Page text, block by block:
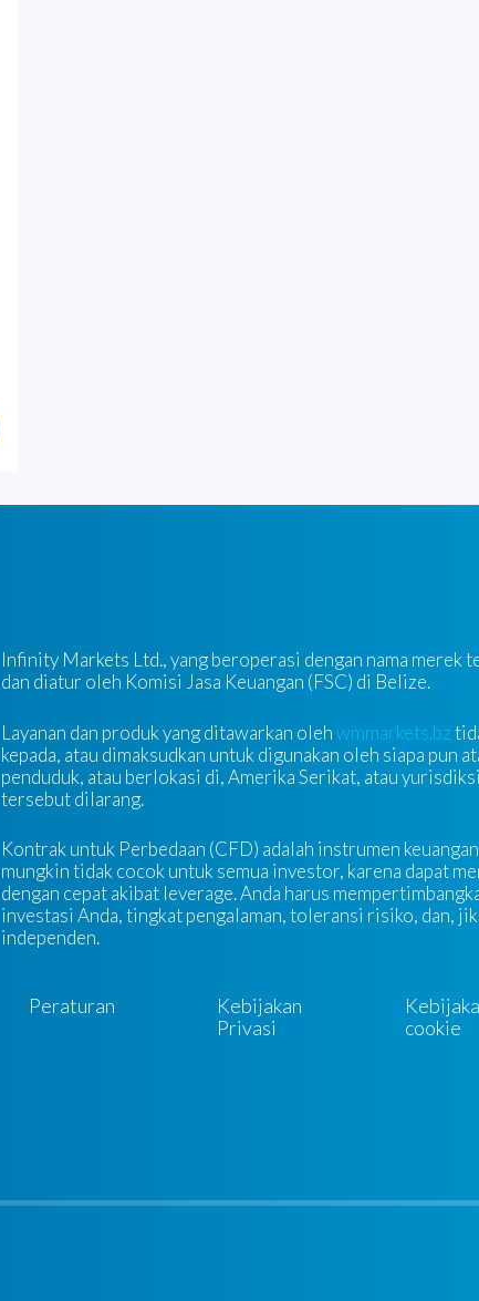
Infinity Markets Ltd., yang beroperasi dengan nama
dan diatur oleh Komisi Jasa Keuangan (FSC) di Belize.
Layanan dan produk yang ditawarkan olehwmmarkets.bz
kepada, atau dimaksudkan untuk digunakan oleh siapa pun
penduduk, atau berlokasi di, Amerika Serikat, atau
tersebut dilarang.
Kontrak untuk Perbedaan (CFD) adalah instrumen
mungkin tidak cocok untuk semua investor, karena dapat
dengan cepat akibat leverage. Anda harus
investasi Anda, tingkat pengalaman, toleransi risiko, dan,
independen.
Peraturan
Kebijakan
Privasi
cookie